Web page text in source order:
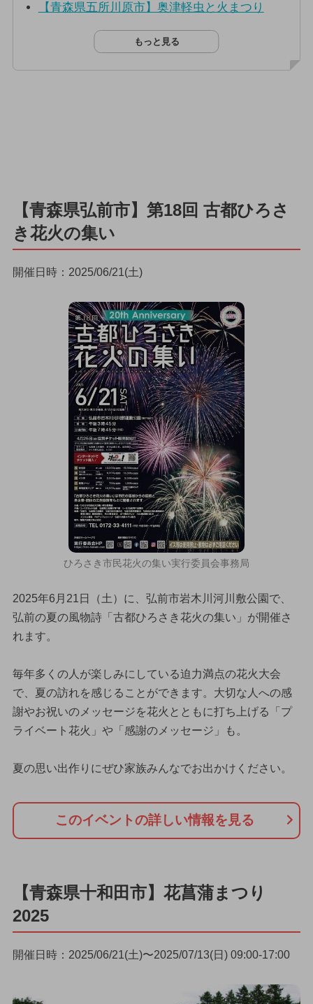
【青森県五所川原市】奥津軽虫と火まつり
もっと見る
【青森県弘前市】第18回 古都ひろさ
き花火の集い
開催日時：2025/06/21(土)
ひろさき市民花火の集い実行委員会事務局
2025年6月21日（土）に、弘前市岩木川河川敷公園で、
弘前の夏の風物詩「古都ひろさき花火の集い」が開催さ
れます。
毎年多くの人が楽しみにしている迫力満点の花火大会
で、夏の訪れを感じることができます。大切な人への感
謝やお祝いのメッセージを花火とともに打ち上げる「プ
ライベート花火」や「感謝のメッセージ」も。
夏の思い出作りにぜひ家族みんなでお出かけください。
このイベントの詳しい情報を見る
【青森県十和田市】花菖蒲まつり
2025
開催日時：2025/06/21(土)〜2025/07/13(日) 09:00-17:00